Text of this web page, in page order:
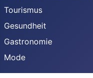
Tourismus
Gesundheit
Gastronomie
Mode